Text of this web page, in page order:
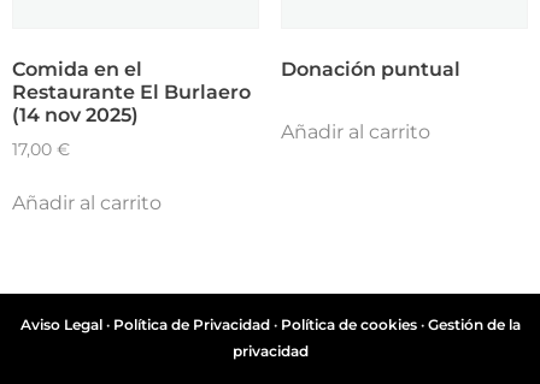
Comida en el
Restaurante El Burlaero
(14 nov 2025)
17,00 €
Añadir al carrito
Donación puntual
Añadir al carrito
Aviso Legal· Política de Privacidad· Política de cookies· Gestión de la
privacidad